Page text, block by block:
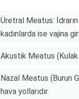
Üretral Meatus:
kadınlarda ise vajina
Akustik Meatus (Kulak
Nazal Meatus (Burun
hava yollarıdır.